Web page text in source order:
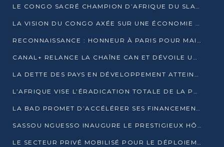
LE CONGO SACRÉ CHAMPION D’AFRIQUE DU SLAM 2025
LA VISION DU CONGO AXÉE SUR UNE ÉCONOMIE BAS CARBONE AU RENDEZ-VOUS DE MONACO 2025
RECONNAISSANCE : HONNEUR À PARIS POUR MAIXENT RAOUL OMINGA
CANAL+ RELANCE LA CHAÎNE CAN ET DÉVOILE UNE OFFRE EXCEPTIONNELLE POUR DÉCEMBRE
LA DETTE DES PAYS EN DÉVELOPPEMENT ATTEINT UN SOMMET HISTORIQUE ENTRE 2022 ET 2024
L’AFRIQUE VISE L’ÉRADICATION TOTALE DE LA POLIOMYÉLITE D’ICI 2026
LA BAD PROMET D’ACCÉLÉRER SES FINANCEMENTS AVEC LE MINISTÈRE DE L’ASSAINISSEMENT
SASSOU NGUESSO INAUGURE LE PRESTIGIEUX HÔTEL KEMPINSKI BRAZZAVILLE
LE SECTEUR PRIVÉ MOBILISÉ POUR LE DÉPLOIEMENT DE 19 MINI-CENTRALES SOLAIRES